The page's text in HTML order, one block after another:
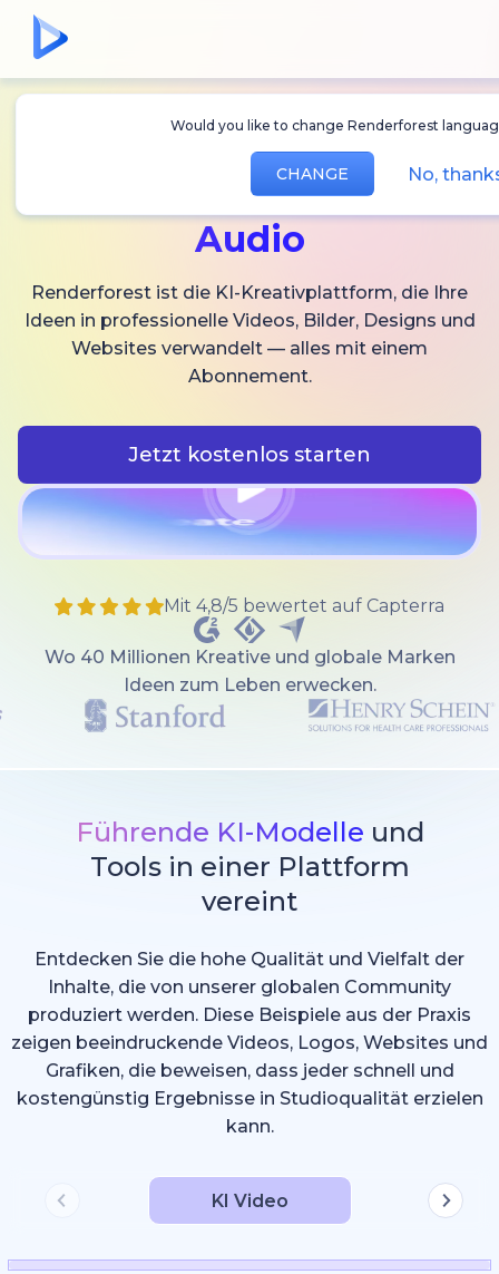
Would you like to change Renderforest
CHANGE No,
Erstellen SieKI-
Bilder und
Audio
Renderforest ist die KI-Kreativplattform, die Ihre
Ideen in professionelle Videos, Bilder, Designs und
Websites verwandelt — alles mit einem
Abonnement.
Jetzt kostenlos starten
Mit 4,8/5 bewertet auf Capterra
Wo 40 Millionen Kreative und globale Marken
Ideen zum Leben erwecken.
Führende KI-Modelle und
Tools in einer Plattform
vereint
Entdecken Sie die hohe Qualität und Vielfalt der
Inhalte, die von unserer globalen Community
produziert werden. Diese Beispiele aus der Praxis
zeigen beeindruckende Videos, Logos, Websites und
Grafiken, die beweisen, dass jeder schnell und
kostengünstig Ergebnisse in Studioqualität erzielen
kann.
KI Video